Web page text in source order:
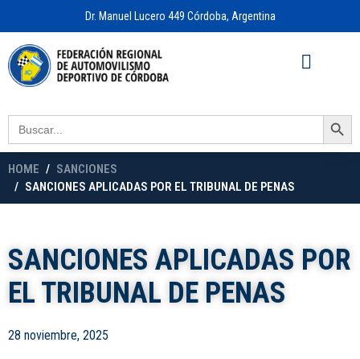
Dr. Manuel Lucero 449 Córdoba, Argentina
Search
for:
Search Button
HOME
SANCIONES
SANCIONES APLICADAS POR EL TRIBUNAL DE PENAS
SANCIONES APLICADAS POR
EL TRIBUNAL DE PENAS
28 noviembre, 2025